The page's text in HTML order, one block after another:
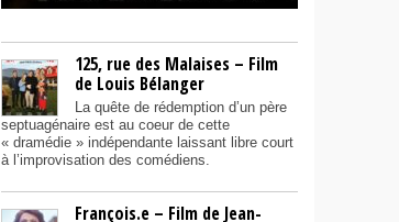
125, rue des Malaises – Film
de Louis Bélanger
La quête de rédemption d’un père
septuagénaire est au coeur de cette
« dramédie » indépendante laissant libre court
à l’improvisation des comédiens.
François.e – Film de Jean-